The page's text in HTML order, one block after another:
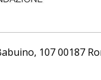
107 00187